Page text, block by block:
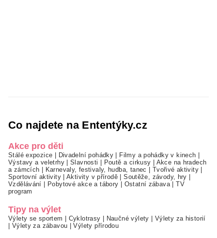
Co najdete na Ententýky.cz
Akce pro děti
Stálé expozice Divadelní pohádky Filmy a pohádky v kinech
Výstavy a veletrhy|Slavnosti Poutě a cirkusy
Akce na hradech
a zámcích
Karnevaly, festivaly, hudba, tanec Tvořivé aktivity
Sportovní aktivity|Aktivity v přírodě |Soutěže, závody, hry
Vzdělávání
Pobytové akce a tábory Ostatní zábava |TV
program
Tipy na výlet
Výlety se sportem Cyklotrasy Naučné výlety
Výlety za historií
Výlety za zábavou |Výlety přírodou